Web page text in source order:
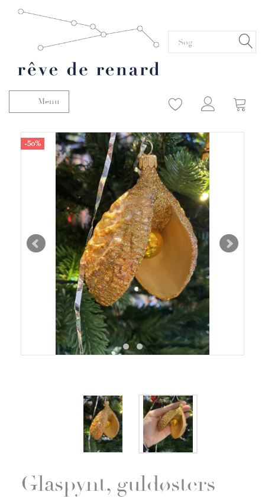
Skifte navigation
Menu
-50%
Glaspynt, guldøsters